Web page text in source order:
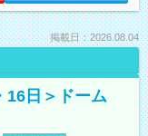
掲載日：2026.08.04
16日＞ドーム